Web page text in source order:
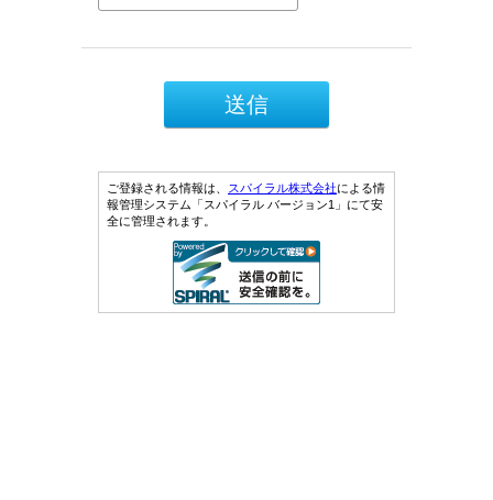
ご登録される情報は、 スパイラル株式会社による情
報管理システム「スパイラル バージョン1」にて安
全に管理されます。